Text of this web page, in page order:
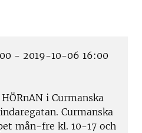
- 2019-10-06 16:00
i Curmanska
Curmanska
mån-fre kl. 10-17 och